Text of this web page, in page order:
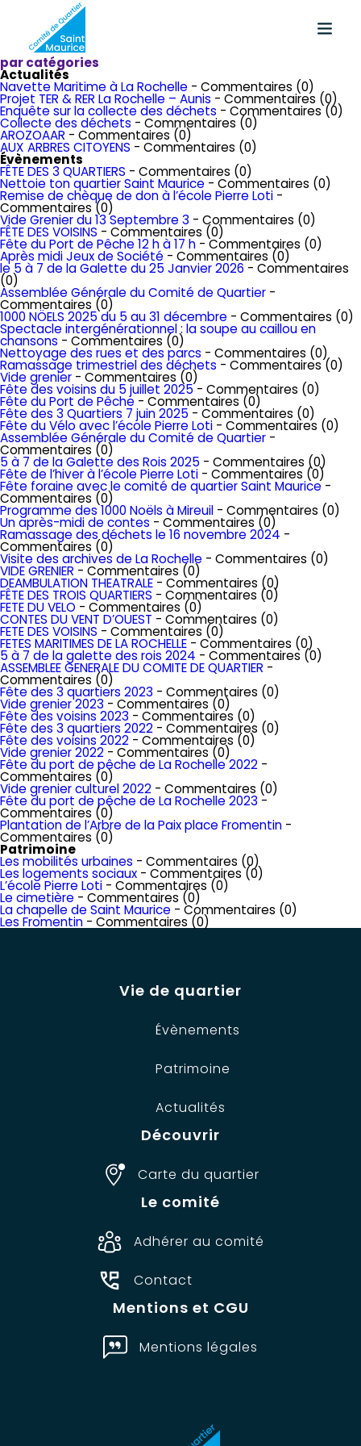
par catégories
Actualités
Navette Maritime à La Rochelle - Commentaires (0)
Projet TER & RER La Rochelle – Aunis - Commentaires (0)
Enquête sur la collecte des déchets - Commentaires (0)
Collecte des déchets - Commentaires (0)
AROZOAAR - Commentaires (0)
AUX ARBRES CITOYENS - Commentaires (0)
Évènements
FÊTE DES 3 QUARTIERS - Commentaires (0)
Nettoie ton quartier Saint Maurice - Commentaires (0)
Remise de chèque de don à l’école Pierre Loti -
Commentaires (0)
Vide Grenier du 13 Septembre 3 - Commentaires (0)
FÊTE DES VOISINS - Commentaires (0)
Fête du Port de Pêche 12 h à 17 h - Commentaires (0)
Après midi Jeux de Société - Commentaires (0)
le 5 à 7 de la Galette du 25 Janvier 2026 - Commentaires
(0)
Assemblée Générale du Comité de Quartier -
Commentaires (0)
1000 NÖELS 2025 du 5 au 31 décembre - Commentaires (0)
Spectacle intergénérationnel : la soupe au caillou en
chansons - Commentaires (0)
Nettoyage des rues et des parcs - Commentaires (0)
Ramassage trimestriel des déchets - Commentaires (0)
Vide grenier - Commentaires (0)
Fête des voisins du 5 juillet 2025- Commentaires (0)
Fête du Port de Pêche - Commentaires (0)
Fête des 3 Quartiers 7 juin 2025 - Commentaires (0)
Fête du Vélo avec l’école Pierre Loti - Commentaires (0)
Assemblée Générale du Comité de Quartier -
Commentaires (0)
5 à 7 de la Galette des Rois 2025 - Commentaires (0)
Fête de l’hiver à l’école Pierre Loti - Commentaires (0)
Fête foraine avec le comité de quartier Saint Maurice -
Commentaires (0)
Programme des 1000 Noëls à Mireuil - Commentaires (0)
Un après-midi de contes - Commentaires (0)
Ramassage des déchets le 16 novembre 2024 -
Commentaires (0)
Visite des archives de La Rochelle - Commentaires (0)
VIDE GRENIER - Commentaires (0)
DEAMBULATION THEATRALE - Commentaires (0)
FÊTE DES TROIS QUARTIERS - Commentaires (0)
FETE DU VELO - Commentaires (0)
CONTES DU VENT D’OUEST - Commentaires (0)
FETE DES VOISINS - Commentaires (0)
FETES MARITIMES DE LA ROCHELLE - Commentaires (0)
5 à 7 de la galette des rois 2024 - Commentaires (0)
ASSEMBLEE GENERALE DU COMITE DE QUARTIER -
Commentaires (0)
Fête des 3 quartiers 2023 - Commentaires (0)
Vide grenier 2023 - Commentaires (0)
Fête des voisins 2023 - Commentaires (0)
Fête des 3 quartiers 2022 - Commentaires (0)
Fête des voisins 2022 - Commentaires (0)
Vide grenier 2022 - Commentaires (0)
Fête du port de pêche de La Rochelle 2022 -
Commentaires (0)
Vide grenier culturel 2022 - Commentaires (0)
Fête du port de pêche de La Rochelle 2023 -
Commentaires (0)
Plantation de l’Arbre de la Paix place Fromentin -
Commentaires (0)
Patrimoine
Les mobilités urbaines - Commentaires (0)
Les logements sociaux - Commentaires (0)
L’école Pierre Loti - Commentaires (0)
Le cimetière - Commentaires (0)
La chapelle de Saint Maurice - Commentaires (0)
Les Fromentin - Commentaires (0)
Vie de quartier
Évènements
Patrimoine
Actualités
Découvrir
Carte du quartier
Le comité
Adhérer au comité
Contact
Mentions et CGU
Mentions légales